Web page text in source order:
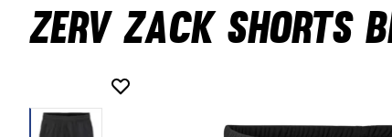
ZERV Zack Shorts